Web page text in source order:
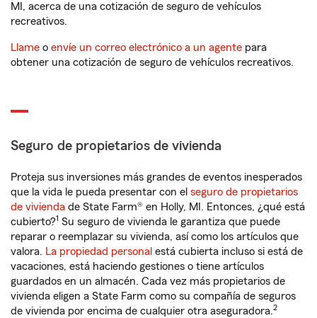
MI, acerca de una cotización de seguro de vehículos
recreativos.
Llame o envíe un correo electrónico a un agente para
obtener una cotización de seguro de vehículos recreativos.
Seguro de propietarios de vivienda
Proteja sus inversiones más grandes de eventos inesperados
que la vida le pueda presentar con el seguro de propietarios
de vivienda de State Farm® en Holly, MI. Entonces, ¿qué está
cubierto?1 Su seguro de vivienda le garantiza que puede
reparar o reemplazar su vivienda, así como los artículos que
valora. La propiedad personal está cubierta incluso si está de
vacaciones, está haciendo gestiones o tiene artículos
guardados en un almacén. Cada vez más propietarios de
vivienda eligen a State Farm como su compañía de seguros
de vivienda por encima de cualquier otra aseguradora.2